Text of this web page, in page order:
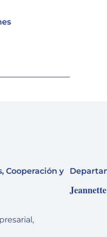
Cooperación y